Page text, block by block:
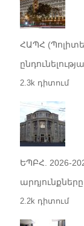
ՀԱՊՀ
2.3k դիտում
ԵՊԲՀ. 2026-
արդյունքները
2.2k դիտում